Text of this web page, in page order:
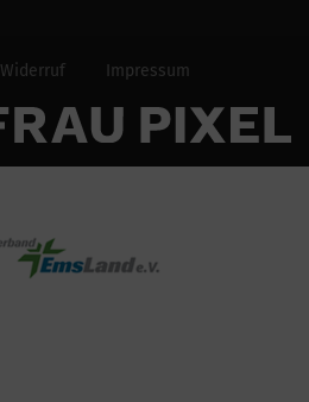
Widerruf
Impressum